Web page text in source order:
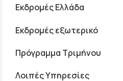
Εκδρομές Ελλάδα
Εκδρομές εξωτερικό
Πρόγραμμα Τριμήνου
Λοιπές Υπηρεσίες